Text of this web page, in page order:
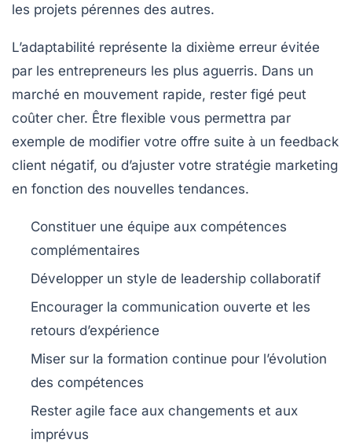
les projets pérennes des autres.
L’adaptabilité représente la dixième erreur évitée
par les entrepreneurs les plus aguerris. Dans un
marché en mouvement rapide, rester figé peut
coûter cher. Être flexible vous permettra par
exemple de modifier votre offre suite à un feedback
client négatif, ou d’ajuster votre stratégie marketing
en fonction des nouvelles tendances.
Constituer une équipe aux compétences
complémentaires
Développer un style de leadership collaboratif
Encourager la communication ouverte et les
retours d’expérience
Miser sur la formation continue pour l’évolution
des compétences
Rester agile face aux changements et aux
imprévus